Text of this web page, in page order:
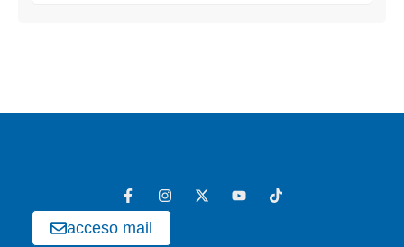
acceso mail